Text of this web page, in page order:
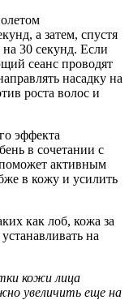
а затем, спустя
30 секунд. Если
сеанс проводят
насадку на
роста волос и
эффекта
в сочетании с
активным
в кожу и усилить
как лоб, кожа за
на
кожи лица
увеличить еще на